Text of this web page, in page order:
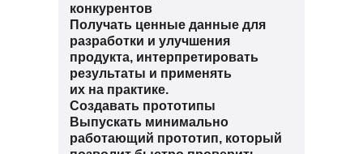
конкурентов
Получать ценные данные для
разработки и улучшения
продукта, интерпретировать
результаты и применять
их на практике.
Создавать прототипы
Выпускать минимально
работающий прототип, который